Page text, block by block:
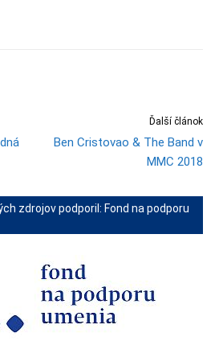
Ďalší článok
Ben Cristovao & The Band v
MMC 2018
zdrojov podporil: Fond na podporu